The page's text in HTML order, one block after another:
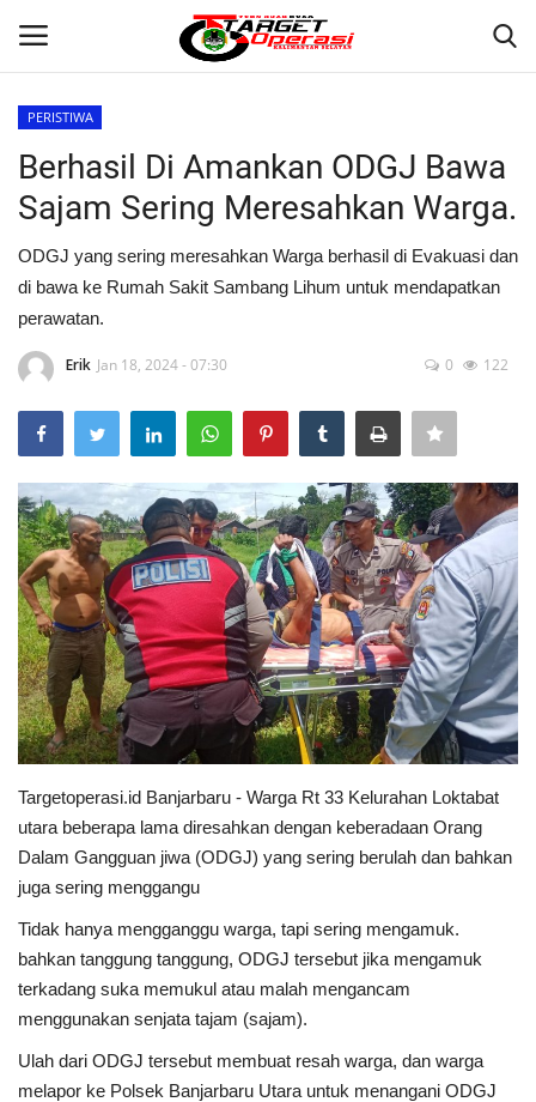
Home
Contact
BANJARMASIN
HUKUM
PERISTIWA
POLITIK
WISATA
KULINER
TO CHANEL
PERISTIWA
Berhasil Di Amankan ODGJ Bawa
Sajam Sering Meresahkan Warga.
ODGJ yang sering meresahkan Warga berhasil di Evakuasi dan
di bawa ke Rumah Sakit Sambang Lihum untuk mendapatkan
perawatan.
Erik Jan 18, 2024 - 07:30 0 122
Targetoperasi.id Banjarbaru - Warga Rt 33 Kelurahan Loktabat
utara beberapa lama diresahkan dengan keberadaan Orang
Dalam Gangguan jiwa (ODGJ) yang sering berulah dan bahkan
juga sering menggangu
Tidak hanya mengganggu warga, tapi sering mengamuk.
bahkan tanggung tanggung, ODGJ tersebut jika mengamuk
terkadang suka memukul atau malah mengancam
menggunakan senjata tajam (sajam).
Ulah dari ODGJ tersebut membuat resah warga, dan warga
melapor ke Polsek Banjarbaru Utara untuk menangani ODGJ